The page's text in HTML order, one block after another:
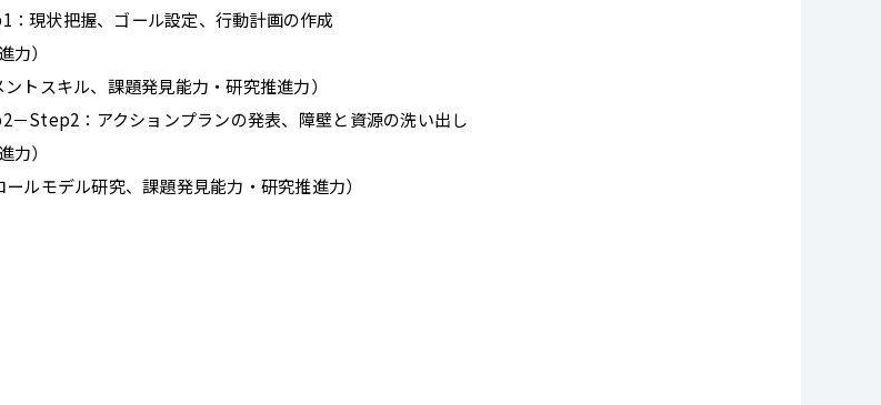
現状把握、ゴール設定、行動計画の作成
）
スキル、課題発見能力・研究推進力）
Step2：アクションプランの発表、障壁と資源の洗い出し
）
モデル研究、課題発見能力・研究推進力）